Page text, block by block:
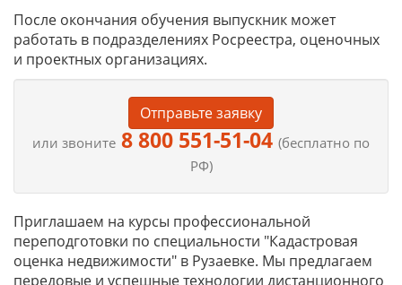
После окончания обучения выпускник может
работать в подразделениях Росреестра, оценочных
и проектных организациях.
Отправьте заявку
или звоните 8 800 551-51-04 (бесплатно по
РФ)
Приглашаем на курсы профессиональной
переподготовки по специальности "Кадастровая
оценка недвижимости" в Рузаевке. Мы предлагаем
передовые и успешные технологии дистанционного